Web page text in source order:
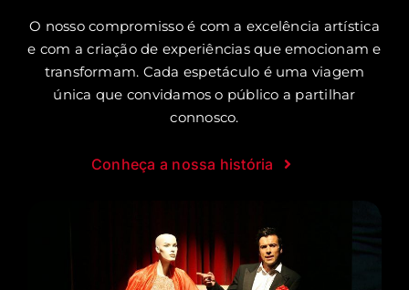
O nosso compromisso é com a excelência artística
e com a criação de experiências que emocionam e
transformam. Cada espetáculo é uma viagem
única que convidamos o público a partilhar
connosco.
Conheça a nossa história